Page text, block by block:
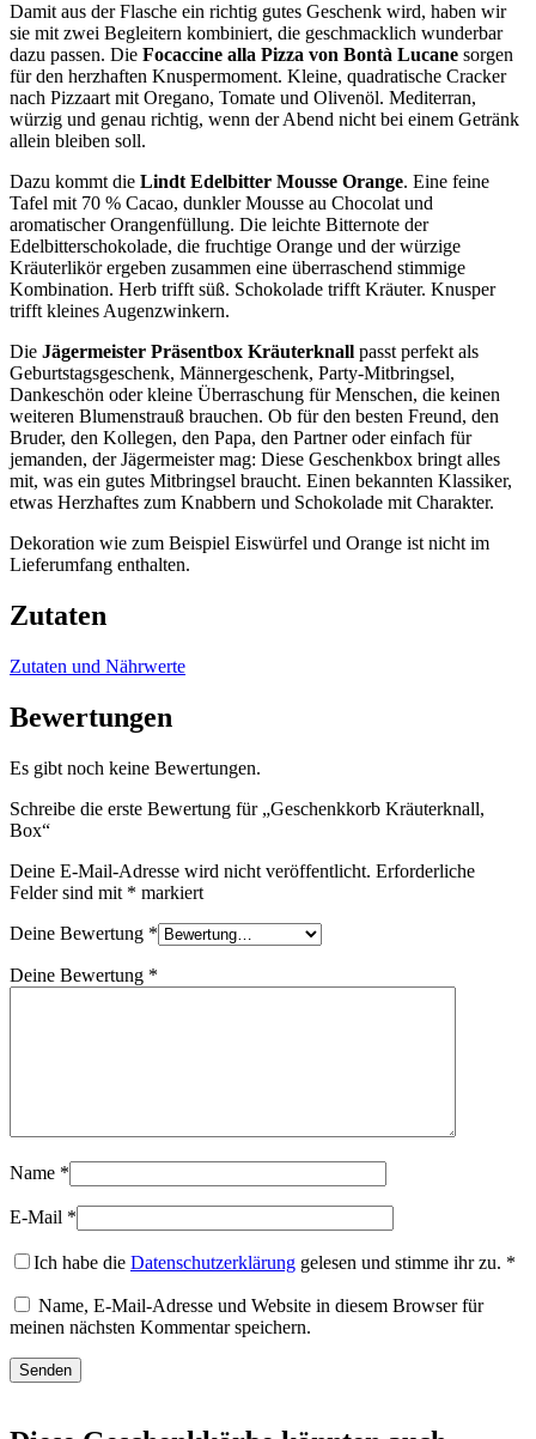
Damit aus der Flasche ein richtig gutes Geschenk wird, haben wir
sie mit zwei Begleitern kombiniert, die geschmacklich wunderbar
dazu passen. Die Focaccine alla Pizza von Bontà Lucane sorgen
für den herzhaften Knuspermoment. Kleine, quadratische Cracker
nach Pizzaart mit Oregano, Tomate und Olivenöl. Mediterran,
würzig und genau richtig, wenn der Abend nicht bei einem Getränk
allein bleiben soll.
Dazu kommt die Lindt Edelbitter Mousse Orange. Eine feine
Tafel mit 70 % Cacao, dunkler Mousse au Chocolat und
aromatischer Orangenfüllung. Die leichte Bitternote der
Edelbitterschokolade, die fruchtige Orange und der würzige
Kräuterlikör ergeben zusammen eine überraschend stimmige
Kombination. Herb trifft süß. Schokolade trifft Kräuter. Knusper
trifft kleines Augenzwinkern.
Die Jägermeister Präsentbox Kräuterknall passt perfekt als
Geburtstagsgeschenk, Männergeschenk, Party-Mitbringsel,
Dankeschön oder kleine Überraschung für Menschen, die keinen
weiteren Blumenstrauß brauchen. Ob für den besten Freund, den
Bruder, den Kollegen, den Papa, den Partner oder einfach für
jemanden, der Jägermeister mag: Diese Geschenkbox bringt alles
mit, was ein gutes Mitbringsel braucht. Einen bekannten Klassiker,
etwas Herzhaftes zum Knabbern und Schokolade mit Charakter.
Dekoration wie zum Beispiel Eiswürfel und Orange ist nicht im
Lieferumfang enthalten.
Zutaten
Zutaten und Nährwerte
Bewertungen
Es gibt noch keine Bewertungen.
Schreibe die erste Bewertung für „Geschenkkorb Kräuterknall,
Box“
Deine E-Mail-Adresse wird nicht veröffentlicht. Erforderliche
Felder sind mit * markiert
Deine Bewertung *
Deine Bewertung *
Name *
E-Mail *
Ich habe die Datenschutzerklärung gelesen und stimme ihr zu. *
Name, E-Mail-Adresse und Website in diesem Browser für
meinen nächsten Kommentar speichern.